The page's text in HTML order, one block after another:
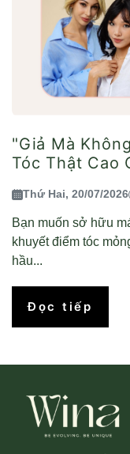
"Giả Mà
Tóc Thật Cao
Thứ Hai, 20/07/2026
Bạn muốn sở hữu
khuyết điểm tóc
hầu...
Đọc tiếp